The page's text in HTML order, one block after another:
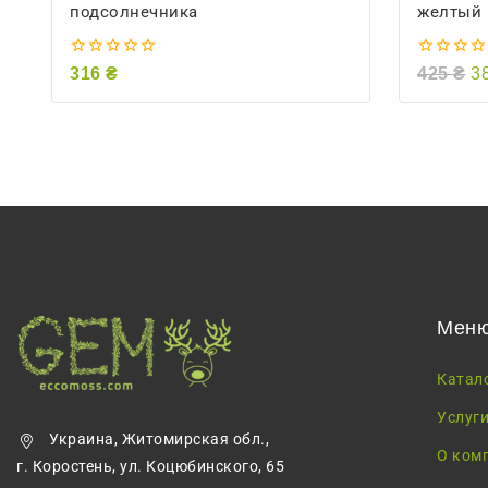
подсолнечника
0
5
316 ₴
желтый
0
5
425₴
Украина, Житомирская обл.,
г. Коростень, ул. Коцюбинского, 65
Услуги
О